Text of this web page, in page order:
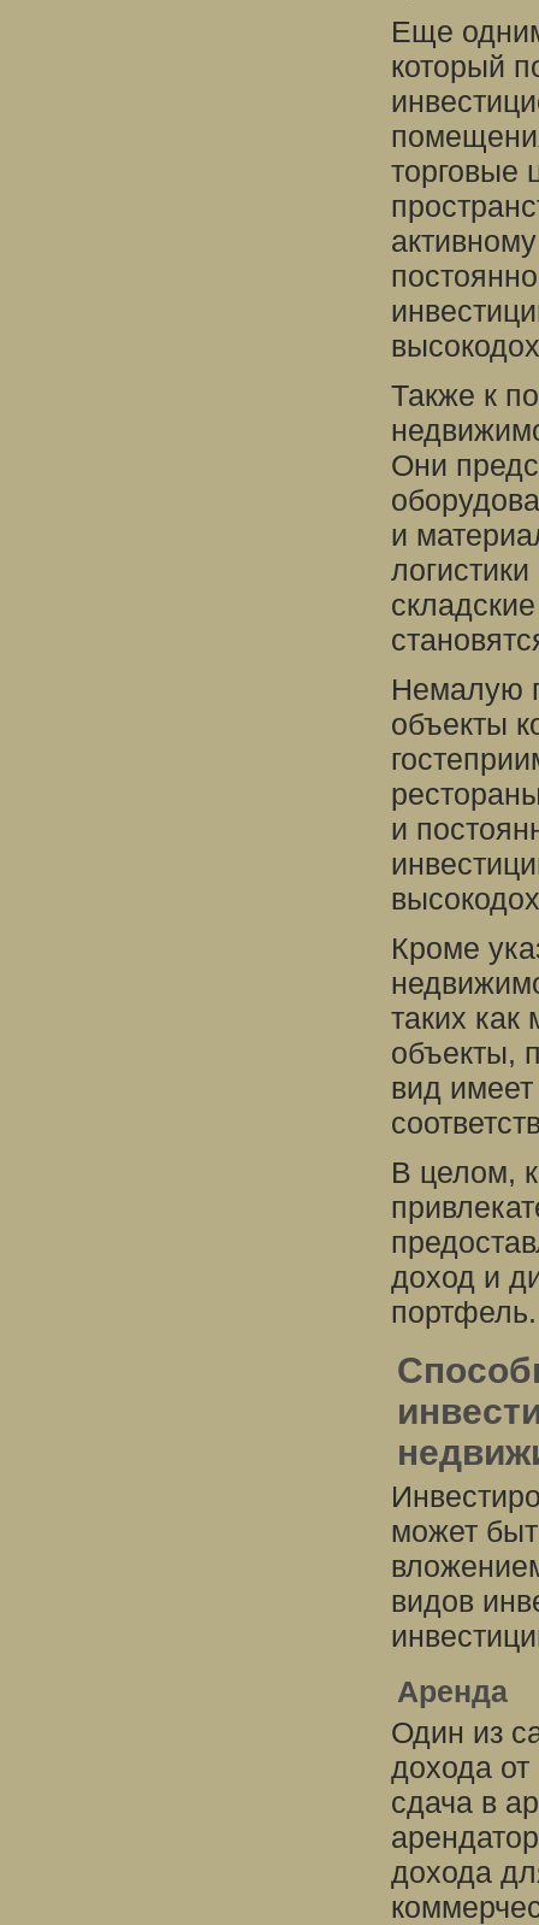
Еще
который
торговые
Также к
Они
и
Немалую
объекты
и
Кроме
таких
объекты,
вид имеет
В целом,
доход и
портфель.
может
видов
Аренда
Один из
дохода
сдача в
дохода